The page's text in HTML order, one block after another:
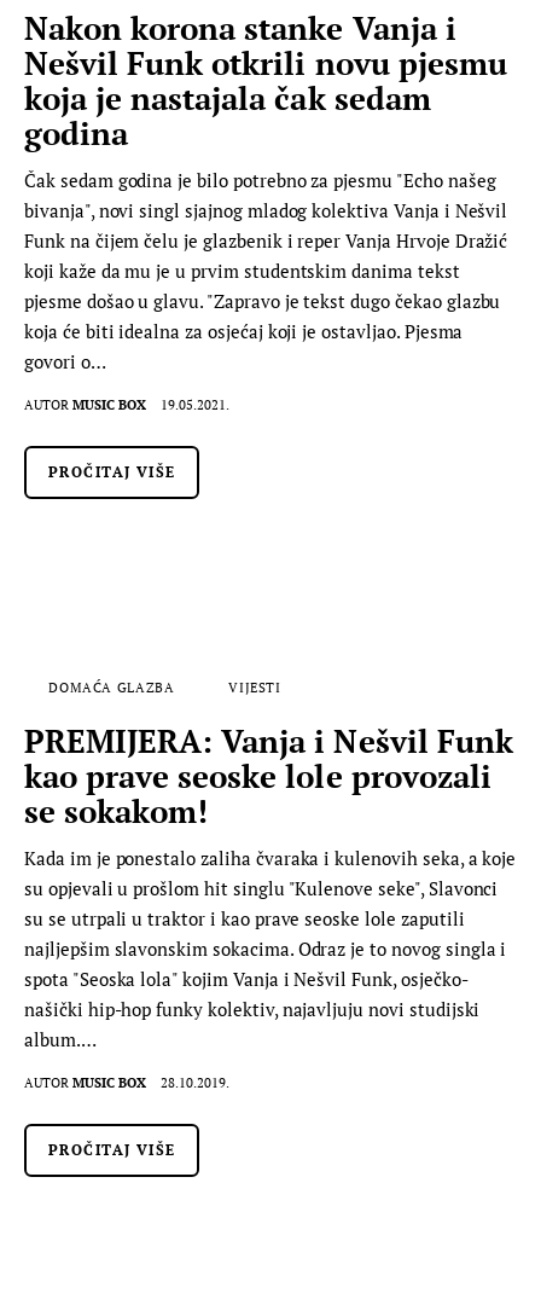
Nakon korona stanke Vanja i
Nešvil Funk otkrili novu pjesmu
koja je nastajala čak sedam
godina
Čak sedam godina je bilo potrebno za pjesmu "Echo našeg
bivanja", novi singl sjajnog mladog kolektiva Vanja i Nešvil
Funk na čijem čelu je glazbenik i reper Vanja Hrvoje Dražić
koji kaže da mu je u prvim studentskim danima tekst
pjesme došao u glavu. "Zapravo je tekst dugo čekao glazbu
koja će biti idealna za osjećaj koji je ostavljao. Pjesma
govori o…
AUTOR MUSIC BOX 19.05.2021.
PROČITAJ VIŠE
DOMAĆA GLAZBA VIJESTI
PREMIJERA: Vanja i Nešvil Funk
kao prave seoske lole provozali
se sokakom!
Kada im je ponestalo zaliha čvaraka i kulenovih seka, a koje
su opjevali u prošlom hit singlu "Kulenove seke", Slavonci
su se utrpali u traktor i kao prave seoske lole zaputili
najljepšim slavonskim sokacima. Odraz je to novog singla i
spota "Seoska lola" kojim Vanja i Nešvil Funk, osječko-
našički hip-hop funky kolektiv, najavljuju novi studijski
album.…
AUTOR MUSIC BOX 28.10.2019.
PROČITAJ VIŠE